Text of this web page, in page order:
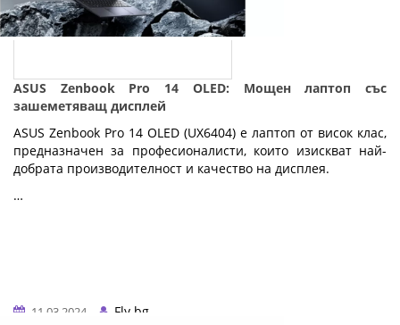
ASUS Zenbook Pro 14 OLED: Мощен лаптоп със
зашеметяващ дисплей
ASUS Zenbook Pro 14 OLED (UX6404) е лаптоп от висок клас,
предназначен за професионалисти, които изискват най-
добрата производителност и качество на дисплея.
…
11.03.2024 Fly.bg